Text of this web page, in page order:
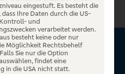
eingestuft. Es besteht die
Ihre Daten durch die US-
und
verarbeitet werden.
besteht keine oder nur
Möglichkeit Rechtsbehelf
Sie nur die Option
findet eine
in die USA nicht statt.